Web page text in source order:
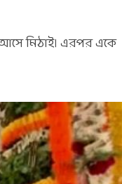
আসে মিঠাই। এরপর একে